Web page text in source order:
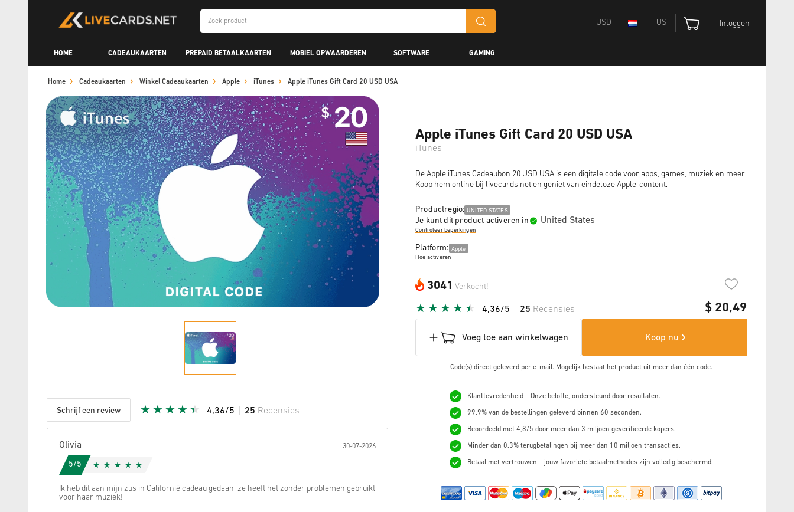
USD US Inloggen
HOME CADEAUKAARTEN PREPAID BETAALKAARTEN MOBIEL OPWAARDEREN SOFTWARE GAMING
Home Cadeaukaarten Winkel Cadeaukaarten Apple iTunes Apple iTunes Gift Card 20 USD USA
Schrijf een review 4,36/5 25 Recensies
Olivia 30-07-2026
5/5
Ik heb dit aan mijn zus in Californië cadeau gedaan, ze heeft het zonder problemen gebruikt
voor haar muziek!
Apple iTunes Gift Card 20 USD USA
iTunes
De Apple iTunes Cadeaubon 20 USD USA is een digitale code voor apps, games, muziek en meer.
Koop hem online bij livecards.net en geniet van eindeloze Apple-content.
Productregio: UNITED STATES
Je kunt dit product activeren in United States
Controleer beperkingen
Platform: Apple
Hoe activeren
3041 Verkocht!
$ 20,49
4,36/5 25 Recensies
Voeg toe aan winkelwagen Koop nu
Code(s) direct geleverd per e-mail. Mogelijk bestaat het product uit meer dan één code.
Klanttevredenheid – Onze belofte, ondersteund door resultaten.
99,9% van de bestellingen geleverd binnen 60 seconden.
Beoordeeld met 4,8/5 door meer dan 3 miljoen geverifieerde kopers.
Minder dan 0,3% terugbetalingen bij meer dan 10 miljoen transacties.
Betaal met vertrouwen – jouw favoriete betaalmethodes zijn volledig beschermd.